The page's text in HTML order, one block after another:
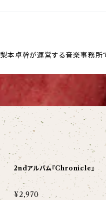
本卓幹が運営する音楽事務所
2ndアルバム『Chronicle』
¥2,970